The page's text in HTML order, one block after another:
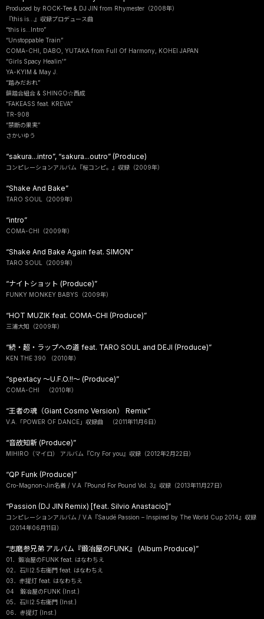
Produced by ROCK-Tee & DJ JIN from Rhymester（2008年）
『this is...』収録プロデュース曲
“this is...Intro”
“Unstoppable Train”
COMA-CHI, DABO, YUTAKA from Full Of Harmony, KOHEI JAPAN
“Girls Spacy Healin'”
YA-KYIM & May J.
“踏みだおれ”
韻踏合組合 & SHINGO☆西成
“FAKEASS feat. KREVA”
TR-908
“禁断の果実”
さかいゆう
“sakura...intro”, “sakura...outro” (Produce)
コンピレーションアルバム『桜コンピ。』収録（2009年）
“Shake And Bake”
TARO SOUL（2009年）
“intro”
COMA-CHI（2009年）
“Shake And Bake Again feat. SIMON”
TARO SOUL（2009年）
“ナイトショット (Produce)”
FUNKY MONKEY BABYS（2009年）
“HOT MUZIK feat. COMA-CHI (Produce)”
三浦大知（2009年）
“続・超・ラップへの道 feat. TARO SOUL and DEJI (Produce)”
KEN THE 390 （2010年）
“spextacy 〜U.F.O.!!〜 (Produce)”
COMA-CHI （2010年）
“王者の魂（Giant Cosmo Version） Remix”
V.A.「POWER OF DANCE」収録曲 （2011年11月6日）
“音故知新 (Produce)”
MIHIRO（マイロ） アルバム『Cry For you』収録（2012年2月22日）
“QP Funk (Produce)”
Cro-Magnon-Jin名義 / V.A『Pound For Pound Vol. 3』収録（2013年11月27日）
“Passion (DJ JIN Remix) [feat. Silvio Anastacio]”
コンピレーションアルバム / V.A『Saudé Passion – Inspired by The World Cup 2014』収録
（2014年06月11日）
“志磨参兄弟 アルバム『鍛冶屋のFUNK』 (Album Produce)”
01．鍛冶屋のFUNK feat. はなわちえ
02．石川2.5右衛門 feat. はなわちえ
03．赤提灯 feat. はなわちえ
04 鍛冶屋のFUNK (Inst.)
05．石川2.5右衛門 (Inst.)
06．赤提灯 (Inst.)